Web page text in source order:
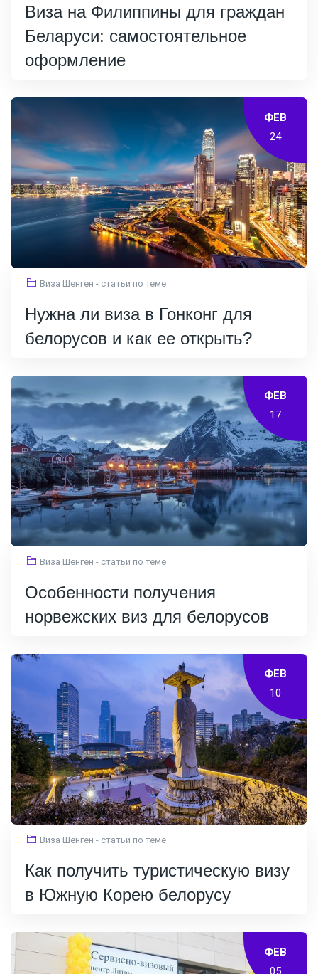
Виза на Филиппины для граждан
Беларуси: самостоятельное
оформление
ФЕВ
24
Виза Шенген - статьи по теме
Нужна ли виза в Гонконг для
белорусов и как ее открыть?
ФЕВ
17
Виза Шенген - статьи по теме
Особенности получения
норвежских виз для белорусов
ФЕВ
10
Виза Шенген - статьи по теме
Как получить туристическую визу
в Южную Корею белорусу
ФЕВ
05